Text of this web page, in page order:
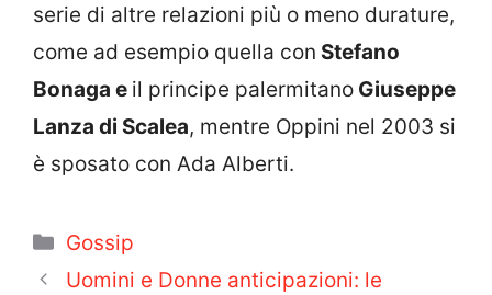
serie di altre relazioni più o meno durature,
come ad esempio quella con Stefano
Bonaga e il principe palermitano Giuseppe
Lanza di Scalea, mentre Oppini nel 2003 si
è sposato con Ada Alberti.
Categorie
Gossip
Uomini e Donne anticipazioni: le